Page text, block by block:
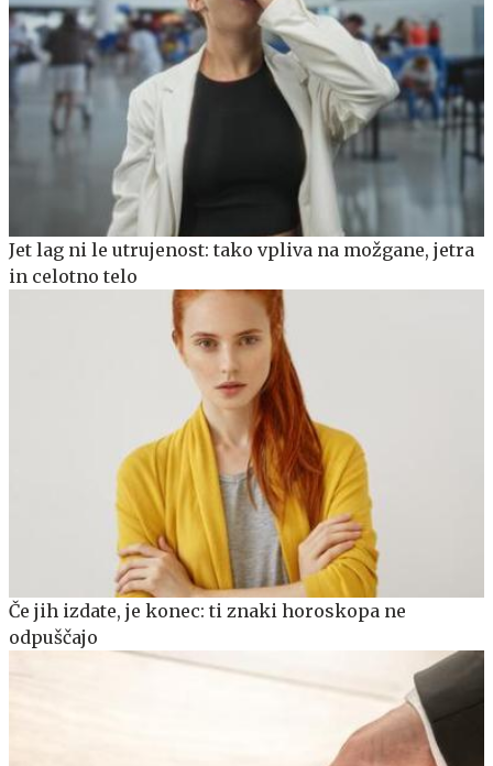
Jet lag ni le utrujenost: tako vpliva na možgane, jetra
in celotno telo
Če jih izdate, je konec: ti znaki horoskopa ne
odpuščajo